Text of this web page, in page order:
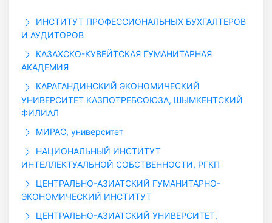
ИНСТИТУТ ПРОФЕССИОНАЛЬНЫХ БУХГАЛТЕРОВ
И АУДИТОРОВ
КАЗАХСКО-КУВЕЙТСКАЯ ГУМАНИТАРНАЯ
АКАДЕМИЯ
КАРАГАНДИНСКИЙ ЭКОНОМИЧЕСКИЙ
УНИВЕРСИТЕТ КАЗПОТРЕБСОЮЗА, ШЫМКЕНТСКИЙ
ФИЛИАЛ
МИРАС, университет
НАЦИОНАЛЬНЫЙ ИНСТИТУТ
ИНТЕЛЛЕКТУАЛЬНОЙ СОБСТВЕННОСТИ, РГКП
ЦЕНТРАЛЬНО-АЗИАТСКИЙ ГУМАНИТАРНО-
ЭКОНОМИЧЕСКИЙ ИНСТИТУТ
ЦЕНТРАЛЬНО-АЗИАТСКИЙ УНИВЕРСИТЕТ,